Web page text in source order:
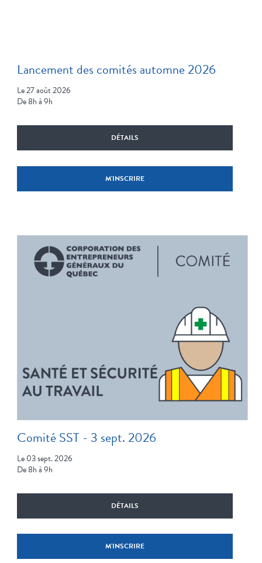
Lancement des comités automne 2026
Le 27 août 2026
De 8h à 9h
DÉTAILS
M'INSCRIRE
Comité SST - 3 sept. 2026
Le 03 sept. 2026
De 8h à 9h
DÉTAILS
M'INSCRIRE